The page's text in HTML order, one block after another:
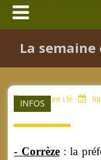
La semaine
INFOS
aucun mot clé
- Corrèze: la